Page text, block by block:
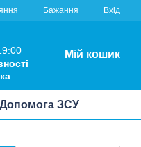
Бажання Вхід
Мій кошик
Допомога ЗСУ